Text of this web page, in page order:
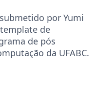
por Yumi
de
de pós
da UFABC.